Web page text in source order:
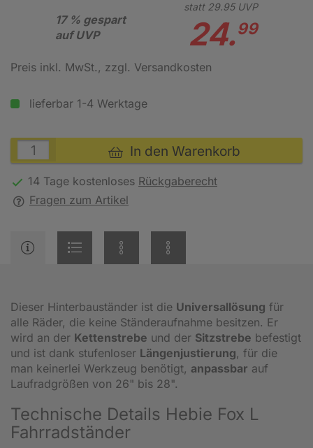
17 % gespart
auf UVP
statt 29.95UVP
24.99
Preis inkl. MwSt., zzgl. Versandkosten
lieferbar 1-4 Werktage
In den Warenkorb
14 Tage kostenloses Rückgaberecht
Fragen zum Artikel
Dieser Hinterbauständer ist die Universallösung für
alle Räder, die keine Ständeraufnahme besitzen. Er
wird an der Kettenstrebe und der Sitzstrebe befestigt
und ist dank stufenloser Längenjustierung, für die
man keinerlei Werkzeug benötigt, anpassbar auf
Laufradgrößen von 26" bis 28".
Technische Details Hebie Fox L
Fahrradständer